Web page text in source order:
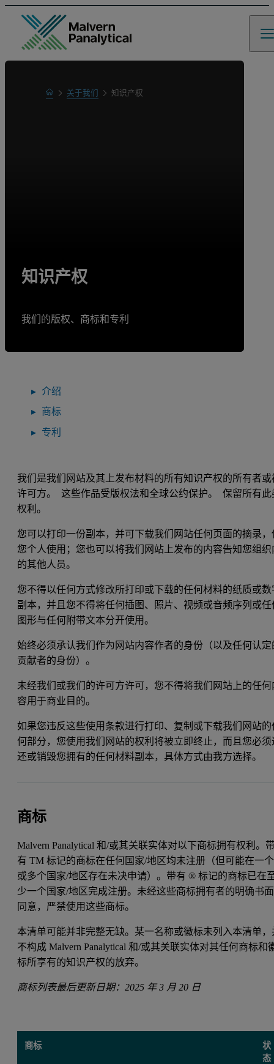
Home关于我们 知识产权
知识产权
我们的版权、商标和专利
介绍
商标
专利
我们是我们网站及其上发布材料的所有知识产权的所有者或
许可方。 这些作品受版权法和全球公约保护。 保留所有此
权利。
您可以打印一份副本，并可下载我们网站任何页面的摘录，
您个人使用；您也可以将我们网站上发布的内容告知您组织
的其他人员。
您不得以任何方式修改所打印或下载的任何材料的纸质或数
副本，并且您不得将任何插图、照片、视频或音频序列或任
图形与任何附带文本分开使用。
始终必须承认我们作为网站内容作者的身份（以及任何认定
贡献者的身份）。
未经我们或我们的许可方许可，您不得将我们网站上的任何
容用于商业目的。
如果您违反这些使用条款进行打印、复制或下载我们网站的
何部分，您使用我们网站的权利将被立即终止，而且您必须
还或销毁您拥有的任何材料副本，具体方式由我方选择。
商标
Malvern Panalytical 和/或其关联实体对以下商标拥有权利。
有 TM 标记的商标在任何国家/地区均未注册（但可能在一个
或多个国家/地区存在未决申请）。带有 ® 标记的商标已在
少一个国家/地区完成注册。未经这些商标拥有者的明确书面
同意，严禁使用这些商标。
本清单可能并非完整无缺。某一名称或徽标未列入本清单，
不构成 Malvern Panalytical 和/或其关联实体对其任何商标和
标所享有的知识产权的放弃。
商标列表最后更新日期：2025 年 3 月 20 日
商标
状
态